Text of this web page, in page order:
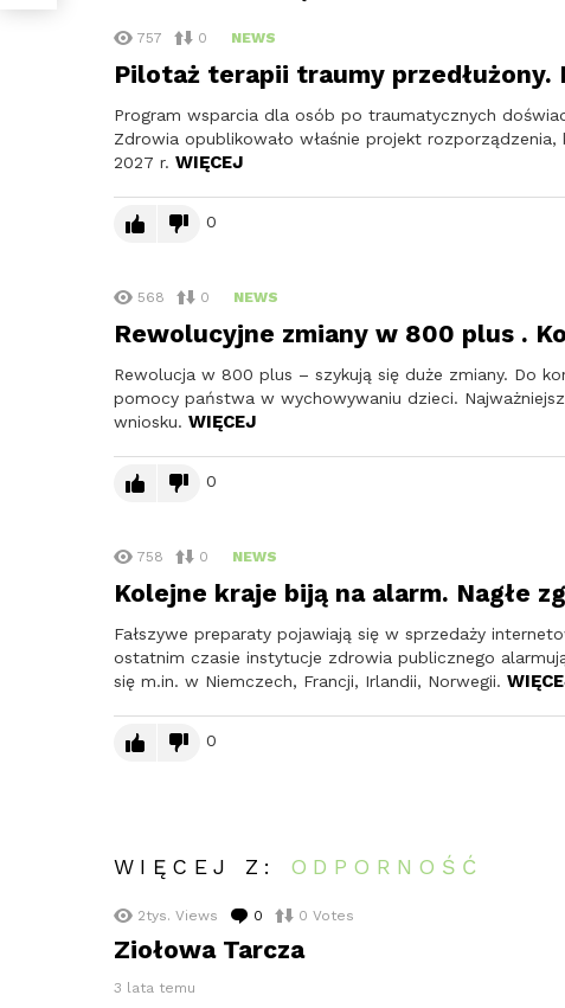
757 0 NEWS
Pilotaż terapii traumy
Program wsparcia dla osób po traumatycznych
Zdrowia opublikowało właśnie projekt
2027 r. WIĘCEJ
0
568 0 NEWS
Rewolucyjne zmiany w 800 plus .
Rewolucja w 800 plus – szykują się duże zmiany. Do
pomocy państwa w wychowywaniu dzieci.
wniosku. WIĘCEJ
0
758 0 NEWS
Kolejne kraje biją na alarm. Nagłe
Fałszywe preparaty pojawiają się w sprzedaży
ostatnim czasie instytucje zdrowia publicznego
się m.in. w Niemczech, Francji, Irlandii, Norwegii.
0
WIĘCEJ Z: ODPORNOŚĆ
2tys. Views 0 komentarzy
0 Votes
Ziołowa Tarcza
3 lata temu